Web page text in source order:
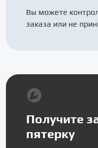
Вы можете
заказа или не
Получите
пятерку